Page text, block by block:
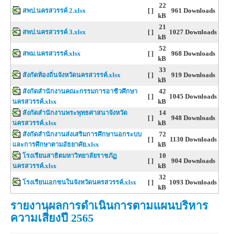
สพป.นครสวรรค์ 2.xlsx [ ]
22
kB
961 Downloads
สพป.นครสวรรค์ 3.xlsx [ ]
21
kB
1027 Downloads
สพม.นครสวรรค์.xlsx [ ]
52
kB
968 Downloads
สังกัดท้องถิ่นจังหวัดนครสวรรค์.xlsx [ ]
33
kB
919 Downloads
สังกัดสำนักงานคณะกรรมการอาชีวศึกษา
นครสวรรค์.xlsx
[ ]
42
kB
1045 Downloads
สังกัดสำนักงานพระพุทธศาสนาจังหวัด
นครสวรรค์.xlsx
[ ]
14
kB
948 Downloads
สังกัดสำนักงานส่งเสริมการศึกษานอกระบบ
และการศึกษาตามอัธยาศัย.xlsx
[ ]
72
kB
1130 Downloads
โรงเรียนสาธิตมหาวิทยาลัยราชภัฏ
นครสวรรค์.xlsx
[ ]
10
kB
904 Downloads
โรงเรียนเอกชนในจังหวัดนครสวรรค์.xlsx [ ]
32
kB
1093 Downloads
รายงานผลการดำเนินการตามแผนบริหาร
ความเสี่ยงปี 2565